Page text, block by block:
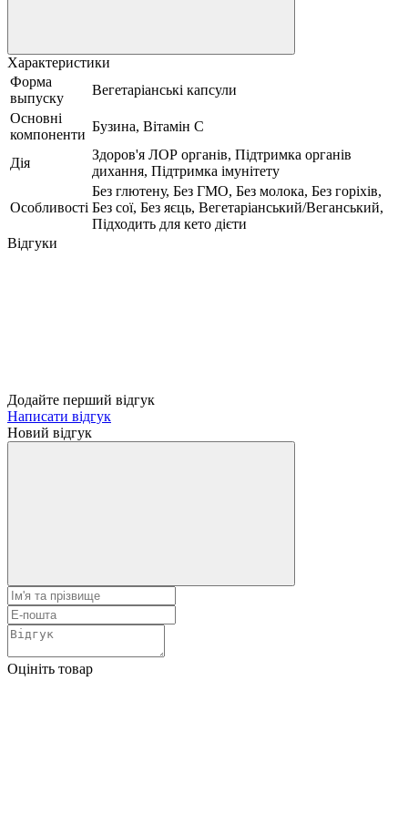
Характеристики
Форма
выпуску
Вегетаріанські капсули
Основні
компоненти
Бузина, Вітамін C
Дія
Здоров'я ЛОР органів, Підтримка органів
дихання, Підтримка імунітету
Особливості
Без глютену, Без ГМО, Без молока, Без горіхів,
Без сої, Без яєць, Вегетаріанський/Веганський,
Підходить для кето дієти
Відгуки
Додайте перший відгук
Написати відгук
Новий відгук
Оцініть товар